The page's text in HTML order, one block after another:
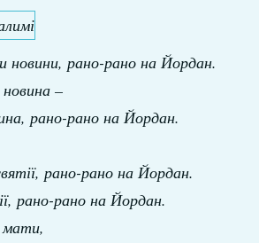
рано-рано на Йордан.
–
рано-рано на Йордан.
рано-рано на Йордан.
рано-рано на Йордан.
мати,